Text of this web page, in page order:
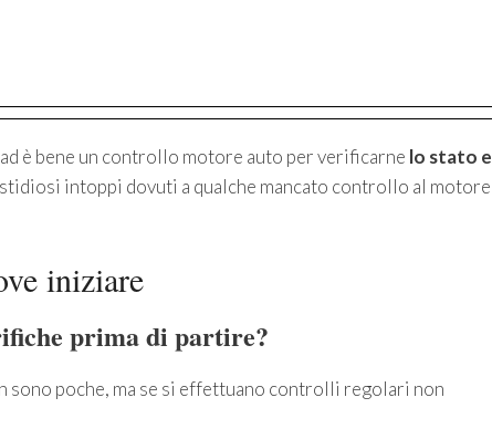
è bene un controllo motore auto per verificarne lo stato e
intoppi dovuti a qualche mancato controllo al motore
iniziare
prima di partire?
sono poche, ma se si effettuano controlli regolari non